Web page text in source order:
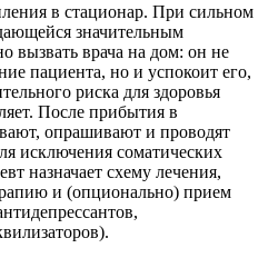
в стационар. При сильном
значительным
вызвать врача на дом: он не
пациента, но и успокоит его,
риска для здоровья
После прибытия в
опрашивают и проводят
исключения соматических
назначает схему лечения,
и (опционально) прием